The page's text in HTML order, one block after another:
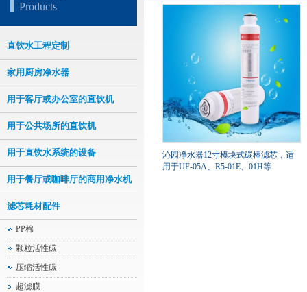
Products
直饮水工程定制
家用厨房净水器
用于客厅或办公室的直饮机
用于公共场所的直饮机
用于直饮水系统的设备
用于餐厅或咖啡厅的商用净水机
滤芯耗材配件
PP棉
颗粒活性碳
压缩活性碳
超滤膜
沁园净水器12寸模块式碳棒滤芯，适
用于UF-05A、R5-01E、01H等